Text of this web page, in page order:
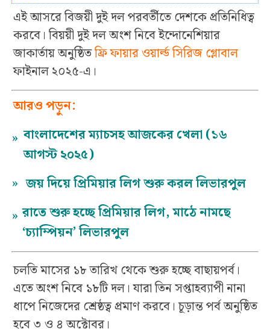
এই আসরে বিজয়ী দুই দল পরবর্তীতে দেশকে প্রতিনিধিত্ব
করবে। বিয়য়ী দুই দল অংশ নিবে ইন্দোনেশিয়ার
জাকার্তায় অনুষ্ঠিতফ্রি ফায়ার ওয়ার্ল্ড সিরিজ গ্লোবাল
ফাইনাল ২০২৫-এ।
আরও পড়ুন:
» বাংলাদেশের ম্যাচসহ আজকের খেলা (১৬
আগস্ট ২০২৫)
» জয় দিয়ে প্রিমিয়ার লিগ শুরু করল লিভারপুল
» রাতে শুরু হচ্ছে প্রিমিয়ার লিগ, মাঠে নামছে
‘চ্যাম্পিয়ন’ লিভারপুল
চলতি মাসের ১৮ তারিখ থেকে শুরু হচ্ছে বাছায়পর্ব।
এতে অংশ নিবে ১৮টি দল। যারা তিন সপ্তাহব্যাপী নানা
ধাপে নিজেদের শ্রেষ্ঠত্ব প্রমাণ করবে। চূড়ান্ত পর্ব অনুষ্ঠিত
হবে ৩ ও ৪ অক্টোবর।